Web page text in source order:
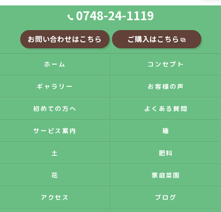
0748-24-1119
お問い合わせはこちら ご購入はこちら
ホーム コンセプト
ギャラリー お客様の声
初めての方へ よくある質問
サービス案内 種
土 肥料
花 家庭菜園
アクセス ブログ